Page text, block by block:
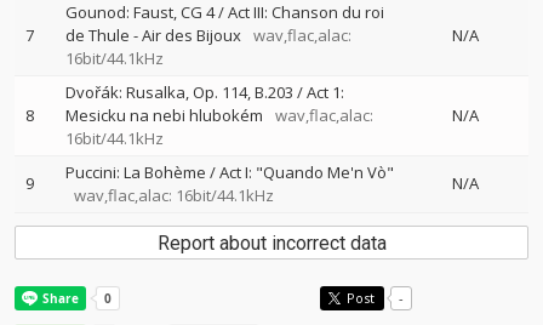
7
Gounod: Faust, CG 4 / Act III: Chanson du roi
de Thule - Air des Bijoux wav,flac,alac:
16bit/44.1kHz
N/A
8
Dvořák: Rusalka, Op. 114, B.203 / Act 1:
Mesicku na nebi hlubokém
wav,flac,alac:
16bit/44.1kHz
N/A
9
Puccini: La Bohème / Act I: "Quando Me'n Vò"
wav,flac,alac: 16bit/44.1kHz
N/A
Report about incorrect data
Post -